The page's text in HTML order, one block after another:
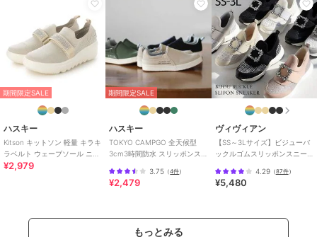
期間限定SALE
ハスキー
Kitson キットソン 軽量 キラキ
ラベルト ウェーブソール ニッ
トスリッポン
¥2,979
期間限定SALE
ハスキー
TOKYO CAMPGO 全天候型
3cm3時間防水 スリッポンス
3.75 （4件）
¥2,479
ヴィヴィアン
【SS～3Lサイズ】ビジューバ
ックルゴムスリッポンスニー
4.29（87件）
¥5,480
もっとみる